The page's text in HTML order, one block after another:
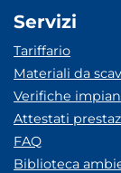
Servizi
Tariffario
Materiali da
Verifiche
Attestati
FAQ
Biblioteca